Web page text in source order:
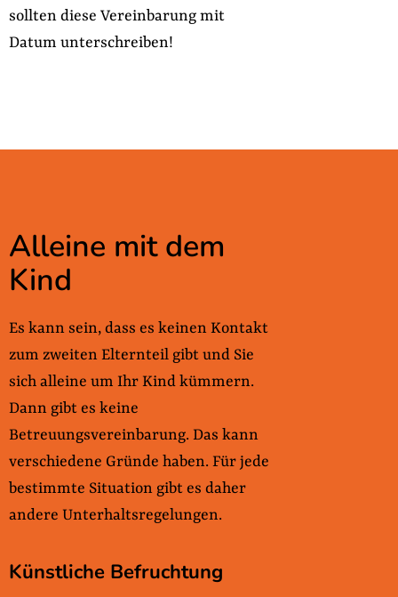
sollten diese Vereinbarung mit
Datum unterschreiben!
Alleine mit dem
Kind
Es kann sein, dass es keinen Kontakt
zum zweiten Elternteil gibt und Sie
sich alleine um Ihr Kind kümmern.
Dann gibt es keine
Betreuungsvereinbarung. Das kann
verschiedene Gründe haben. Für jede
bestimmte Situation gibt es daher
andere Unterhaltsregelungen.
Künstliche Befruchtung